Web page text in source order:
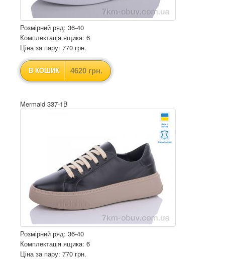
Розмірний ряд: 36-40
Комплектація ящика: 6
Ціна за пару: 770 грн.
В КОШИК 4620 грн.
Mermaid 337-1B
Розмірний ряд: 36-40
Комплектація ящика: 6
Ціна за пару: 770 грн.